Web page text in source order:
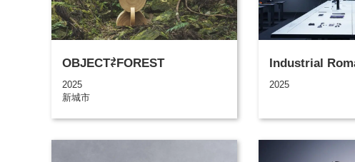
OBJECT⇄FOREST
2025
新城市
Industrial
2025